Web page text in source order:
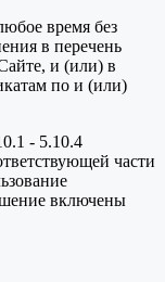
время без
в перечень
и (или) в
по и (или)
- 5.10.4
части
включены